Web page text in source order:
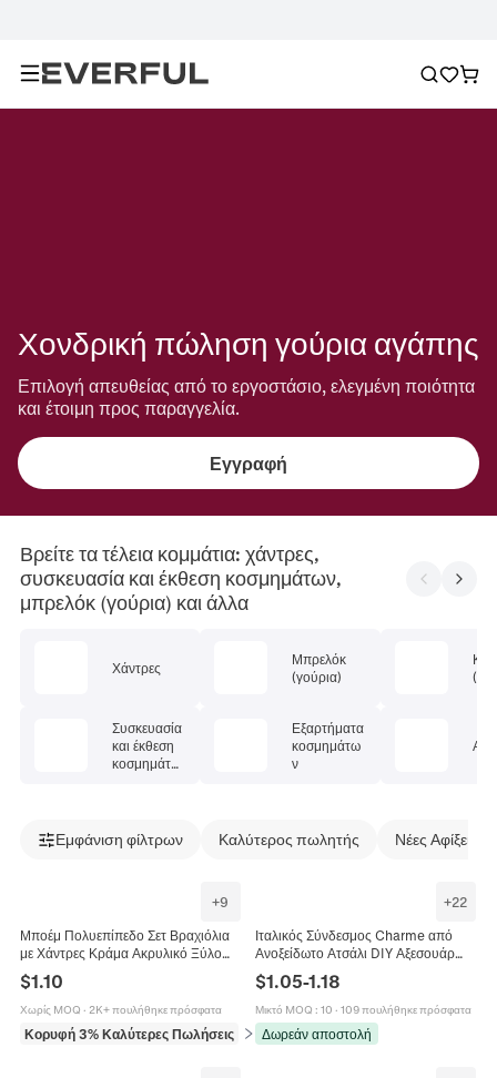
Χονδρική πώληση γούρια αγάπης
Επιλογή απευθείας από το εργοστάσιο, ελεγμένη ποιότητα
και έτοιμη προς παραγγελία.
Εγγραφή
Βρείτε τα τέλεια κομμάτια: χάντρες,
συσκευασία και έκθεση κοσμημάτων,
μπρελόκ (γούρια) και άλλα
Χάντρες
Συσκευασία
και έκθεση
κοσμημάτω
Μπρελόκ
(γούρια)
Εξαρτήματα
κοσμημάτω
ν
Εμφάνιση φίλτρων Καλύτερος πωλητής Νέες Αφίξεις
+9
Μποέμ Πολυεπίπεδο Σετ Βραχιόλια
με Χάντρες Κράμα Ακρυλικό Ξύλο
Φούντα Φτερό I LOVE YOU Γούρι
Βραχιόλι για Γυναίκες Βίντατζ
Κοσμήματα
$1.10
Χωρίς MOQ · 2K+ πουλήθηκε πρόσφατα
Κορυφή 3% Καλύτερες Πωλήσεις σε Βραχιόλια
+22
Ιταλικός Σύνδεσμος Charme από
Ανοξείδωτο Ατσάλι DIY Αξεσουάρ
Κοσμημάτων Βραχιολιού Καρδιά
Φιόγκος Γοργόνα Γράμμα Αγάπης
για Αρθρωτό Βραχιόλι
$1.05-1.18
Μικτό MOQ : 10 · 109 πουλήθηκε πρόσφατα
Δωρεάν αποστολή